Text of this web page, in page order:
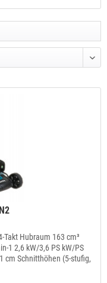
Takt Hubraum 163 cm³
1 2,6 kW/3,6 PS kW/PS
cm Schnitthöhen (5-stufig,